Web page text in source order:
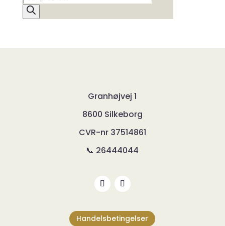
search
Granhøjvej 1
8600 Silkeborg
CVR-nr 37514861
📞 26444044
Handelsbetingelser